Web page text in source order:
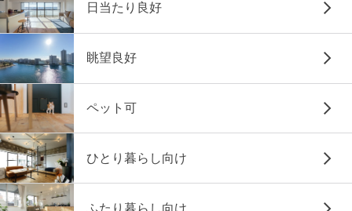
日当たり良好
眺望良好
ペット可
ひとり暮らし向け
ふたり暮らし向け